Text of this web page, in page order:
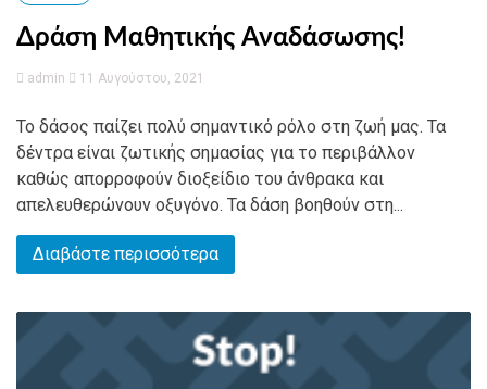
Δράση Μαθητικής Αναδάσωσης!
admin 11 Αυγούστου, 2021
Το δάσος παίζει πολύ σημαντικό ρόλο στη ζωή μας. Τα
δέντρα είναι ζωτικής σημασίας για το περιβάλλον
καθώς απορροφούν διοξείδιο του άνθρακα και
απελευθερώνουν οξυγόνο. Τα δάση βοηθούν στη...
Διαβάστε περισσότερα